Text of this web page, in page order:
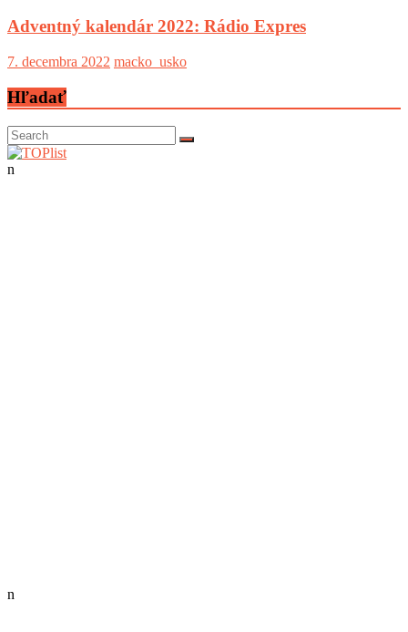
Adventný kalendár 2022: Rádio Expres
7. decembra 2022 macko_usko
Hľadať
n
n